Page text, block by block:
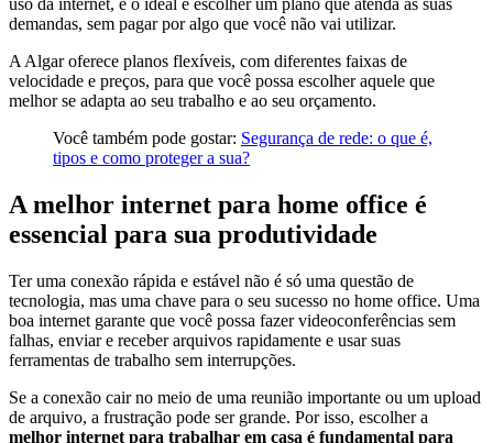
demandas, sem pagar por algo que você não vai utilizar.
A Algar oferece planos flexíveis, com diferentes faixas de
velocidade e preços, para que você possa escolher aquele que
melhor se adapta ao seu trabalho e ao seu orçamento.
Você também pode gostar: Segurança de rede: o que é,
tipos e como proteger a sua?
A melhor internet para home office é
essencial para sua produtividade
Ter uma conexão rápida e estável não é só uma questão de
tecnologia, mas uma chave para o seu sucesso no home office. Uma
boa internet garante que você possa fazer videoconferências sem
falhas, enviar e receber arquivos rapidamente e usar suas
ferramentas de trabalho sem interrupções.
Se a conexão cair no meio de uma reunião importante ou um upload
de arquivo, a frustração pode ser grande. Por isso, escolher a
melhor internet para trabalhar em casa é fundamental para